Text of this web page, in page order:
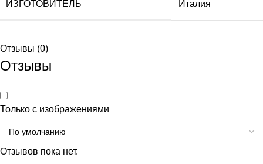
ИЗГОТОВИТЕЛЬ Италия
Отзывы (0)
Отзывы
Только с изображениями
Отзывов пока нет.